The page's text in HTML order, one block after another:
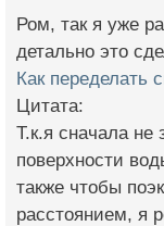
Ром, так я уже
детально это
Как переделать
Цитата:
Т.к.я сначала не
поверхности
также чтобы
расстоянием, я